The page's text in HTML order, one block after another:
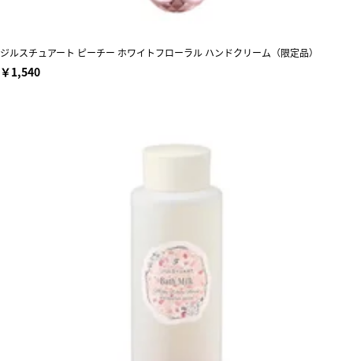
ジルスチュアート ピーチー ホワイトフローラル ハンドクリーム（限定品）
￥1,540